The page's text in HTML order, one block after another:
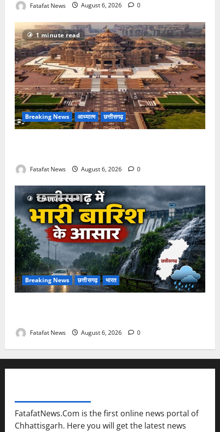
Fatafat News August 6, 2026 0
1 minute read
Breaking News आध्यात्म छत्तीसगढ़
Fatafat News August 6, 2026 0
1 minute read
Breaking News छत्तीसगढ़ भारत
Fatafat News August 6, 2026 0
FatafatNews.Com is the first online news portal of
Chhattisgarh. Here you will get the latest news